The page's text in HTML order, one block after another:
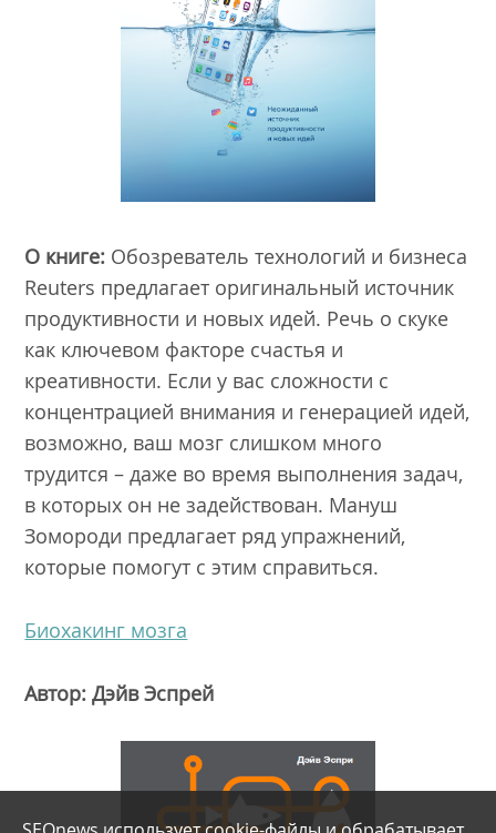
О книге: Обозреватель технологий и бизнеса
Reuters предлагает оригинальный источник
продуктивности и новых идей. Речь о скуке
как ключевом факторе счастья и
креативности. Если у вас сложности с
концентрацией внимания и генерацией идей,
возможно, ваш мозг слишком много
трудится – даже во время выполнения задач,
в которых он не задействован. Мануш
Зомороди предлагает ряд упражнений,
которые помогут с этим справиться.
Биохакинг мозга
Автор: Дэйв Эспрей